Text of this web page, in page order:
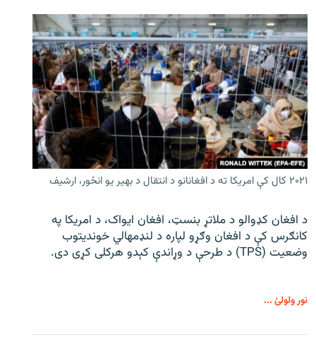
۲۰۲۱ کال کې امریکا ته د افغانانو د انتقال د بهیر یو انځور، ارشیف
د افغان کډوالو د ملاتړ بنسټ، افغان ایواک، د امریکا په
کانګرس کې د افغان وګړو لپاره د لنډمهالي خوندیتوب
وضعیت (TPS) د طرحې د وړاندې کېدو هرکلی کړی دی.
نور ولولئ ...